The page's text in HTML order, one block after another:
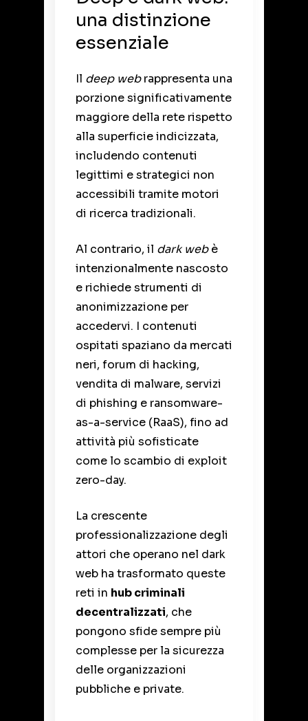
una distinzione
essenziale
Il deep webrappresenta una
porzione significativamente
maggiore della rete rispetto
alla superficie indicizzata,
includendo contenuti
legittimi e strategici non
accessibili tramite motori
di ricerca tradizionali.
Al contrario, il dark webè
intenzionalmente nascosto
e richiede strumenti di
anonimizzazione per
accedervi. I contenuti
ospitati spaziano da mercati
neri, forum di hacking,
vendita di malware, servizi
di phishing e ransomware-
as-a-service (RaaS), fino ad
attività più sofisticate
come lo scambio di exploit
zero-day.
La crescente
professionalizzazione degli
attori che operano nel dark
web ha trasformato queste
reti in hub criminali
decentralizzati, che
pongono sfide sempre più
complesse per la sicurezza
delle organizzazioni
pubbliche e private.